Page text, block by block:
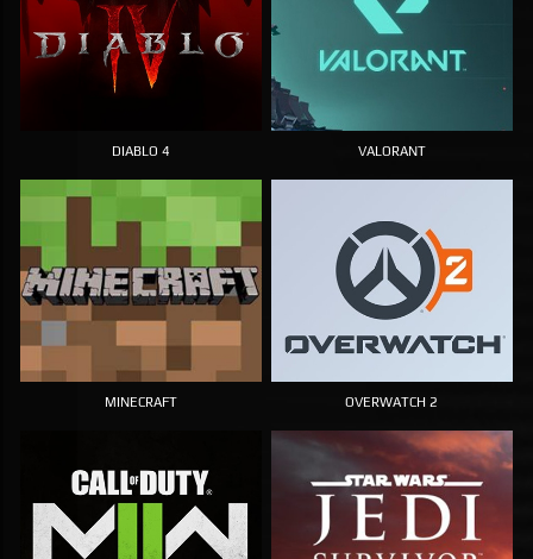
DIABLO 4 VALORANT
MINECRAFT OVERWATCH 2